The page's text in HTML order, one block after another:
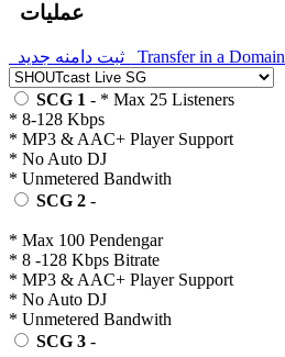
عملیات
Transfer in a Domain
SCG 1 - * Max 25 Listeners
* 8-128 Kbps
* MP3 & AAC+ Player Support
* No Auto DJ
* Unmetered Bandwith
SCG 2 -
* Max 100 Pendengar
* 8 -128 Kbps Bitrate
* MP3 & AAC+ Player Support
* No Auto DJ
* Unmetered Bandwith
SCG 3 -